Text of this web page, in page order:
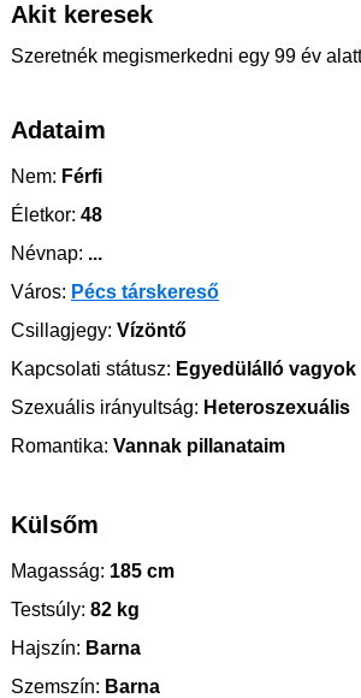
Akit keresek
Szeretnék megismerkedni egy 99 év
Adataim
Nem: Férfi
Életkor: 48
Névnap: ...
Város: Pécs társkereső
Csillagjegy: Vízöntő
Kapcsolati státusz: Egyedülálló vagyok
Szexuális irányultság: Heteroszexuális
Romantika: Vannak pillanataim
Külsőm
Magasság: 185 cm
Testsúly: 82 kg
Hajszín: Barna
Szemszín: Barna